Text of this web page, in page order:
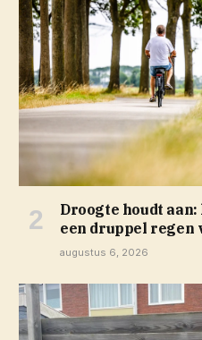
Droogte houdt
een druppel regen
augustus 6, 2026